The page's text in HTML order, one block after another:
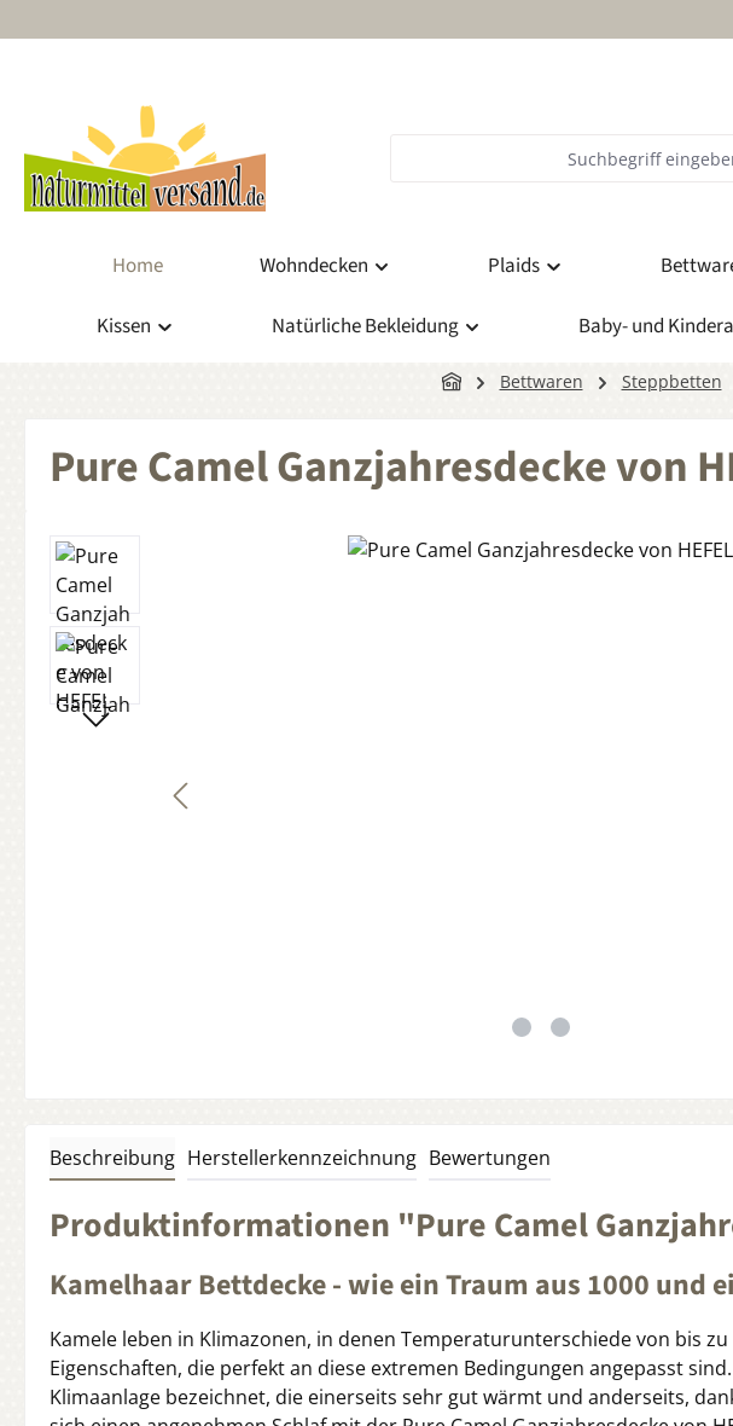
Home Wohndecken Plaids
Kissen Natürliche Bekleidung Baby- und
Bettwaren Steppbetten
Pure Camel Ganzjahresdecke von
Bildergalerie überspringen
Beschreibung Herstellerkennzeichnung Bewertungen
Produktinformationen "Pure Camel
Kamelhaar Bettdecke - wie ein Traum aus 1000 und
Kamele leben in Klimazonen, in denen Temperaturunterschiede von bis
Eigenschaften, die perfekt an diese extremen Bedingungen angepasst
Klimaanlage bezeichnet, die einerseits sehr gut wärmt und anderseits,